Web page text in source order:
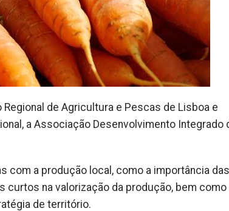
de Agricultura e Pescas de Lisboa e
a Associação Desenvolvimento Integrado
com a produção local, como a importância das
curtos na valorização da produção, bem como
de território.